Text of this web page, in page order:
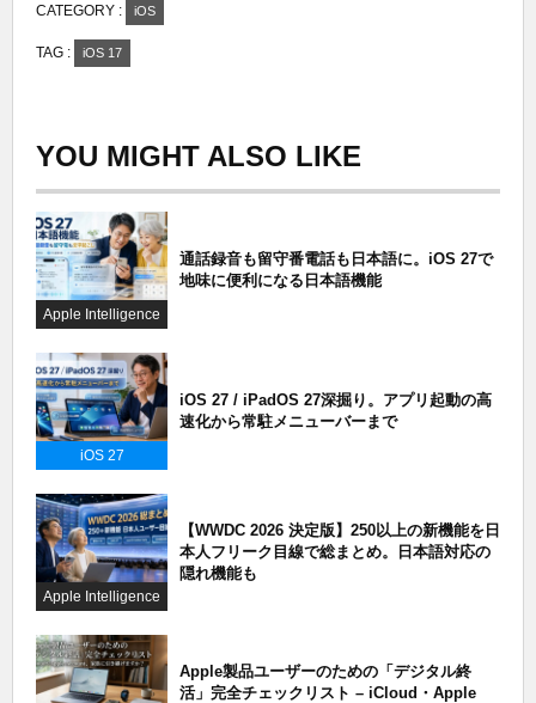
CATEGORY : iOS
TAG : iOS 17
YOU MIGHT ALSO LIKE
Apple Intelligence
通話録音も留守番電話も日本語に。iOS 27で
地味に便利になる日本語機能
iOS 27
iOS 27 / iPadOS 27深掘り。アプリ起動の高
速化から常駐メニューバーまで
Apple Intelligence
【WWDC 2026 決定版】250以上の新機能を日
本人フリーク目線で総まとめ。日本語対応の
隠れ機能も
Apple製品ユーザーのための「デジタル終
活」完全チェックリスト – iCloud・Apple